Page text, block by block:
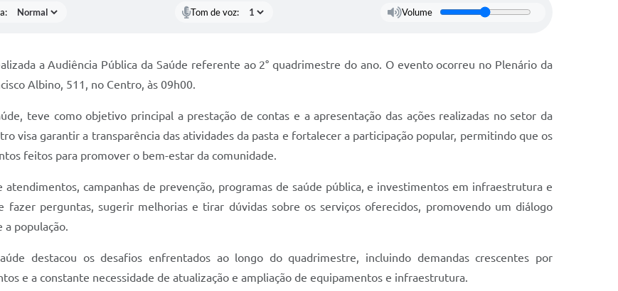
Tom de voz: Volume
a Audiência Pública da Saúde referente ao 2° quadrimestre do ano. O evento ocorreu no Plenário da
Albino, 511, no Centro, às 09h00.
teve como objetivo principal a prestação de contas e a apresentação das ações realizadas no setor da
visa garantir a transparência das atividades da pasta e fortalecer a participação popular, permitindo que os
feitos para promover o bem-estar da comunidade.
campanhas de prevenção, programas de saúde pública, e investimentos em infraestrutura e
fazer perguntas, sugerir melhorias e tirar dúvidas sobre os serviços oferecidos, promovendo um diálogo
população.
destacou os desafios enfrentados ao longo do quadrimestre, incluindo demandas crescentes por
e a constante necessidade de atualização e ampliação de equipamentos e infraestrutura.